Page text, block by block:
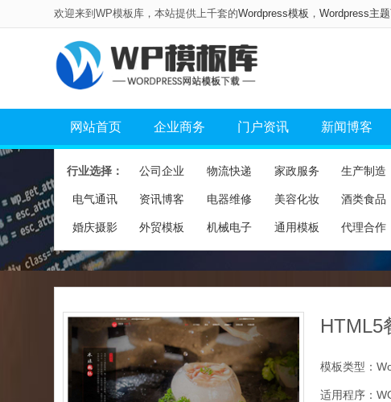
欢迎来到WP模板库，本站提供上千套的Wordpress模板 ， Wordpress主题
网站首页 企业商务 门户资讯 新闻博客
行业选择： 公司企业 物流快递 家政服务 生产制造
电气通讯 资讯博客 电器维修 美容化妆 酒类食品
婚庆摄影 外贸模板 机械电子 通用模板 代理合作
HTML5
模板类型：
适用程序：